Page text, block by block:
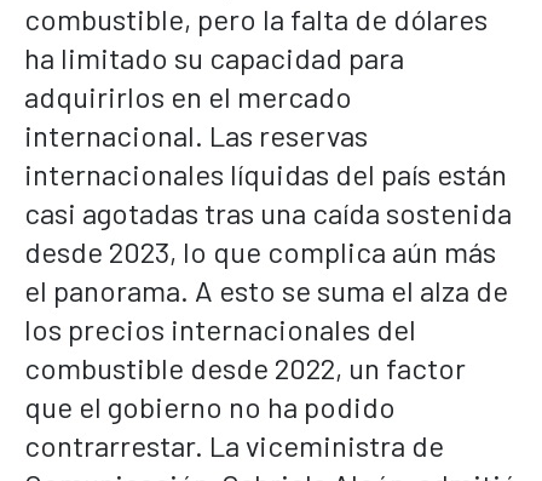
combustible, pero la falta de dólares
ha limitado su capacidad para
adquirirlos en el mercado
internacional. Las reservas
internacionales líquidas del país están
casi agotadas tras una caída sostenida
desde 2023, lo que complica aún más
el panorama. A esto se suma el alza de
los precios internacionales del
combustible desde 2022, un factor
que el gobierno no ha podido
contrarrestar. La viceministra de